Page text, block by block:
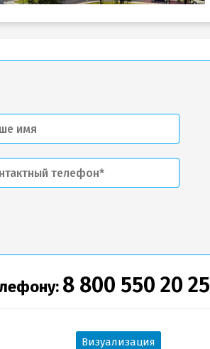
8 800 550 20 25
Визуализация